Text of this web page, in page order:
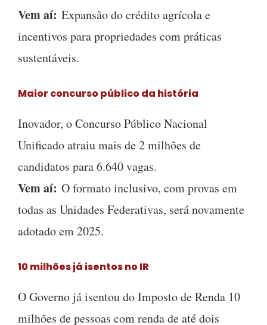
Vem aí: Expansão do crédito agrícola e
incentivos para propriedades com práticas
sustentáveis.
Maior concurso público da história
Inovador, o Concurso Público Nacional
Unificado atraiu mais de 2 milhões de
candidatos para 6.640 vagas.
Vem aí: O formato inclusivo, com provas em
todas as Unidades Federativas, será novamente
adotado em 2025.
10 milhões já isentos no IR
O Governo já isentou do Imposto de Renda 10
milhões de pessoas com renda de até dois